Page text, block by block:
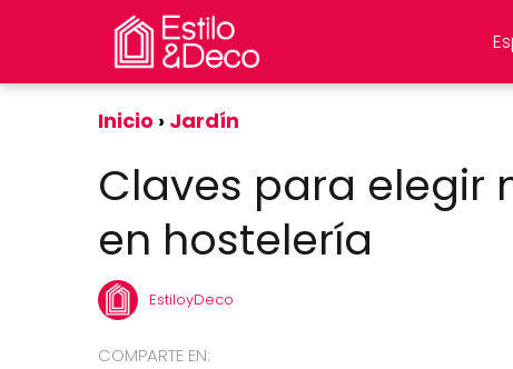
Inicio Jardín
Claves para elegir
en hostelería
EstiloyDeco
COMPARTE EN: